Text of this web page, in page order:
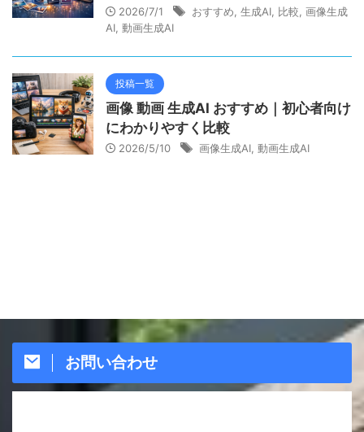
2026/7/1 おすすめ 生成AI 比較 画像生成
AI 動画生成AI
投稿一覧
画像 動画 生成AI おすすめ｜初心者向け
にわかりやすく比較
2026/5/10 画像生成AI 動画生成AI
お問い合わせ